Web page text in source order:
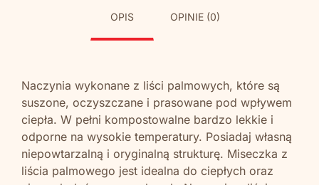
OPIS OPINIE (0)
Naczynia wykonane z liści palmowych, które są
suszone, oczyszczane i prasowane pod wpływem
ciepła. W pełni kompostowalne bardzo lekkie i
odporne na wysokie temperatury. Posiadaj własną
niepowtarzalną i oryginalną strukturę. Miseczka z
liścia palmowego jest idealna do ciepłych oraz